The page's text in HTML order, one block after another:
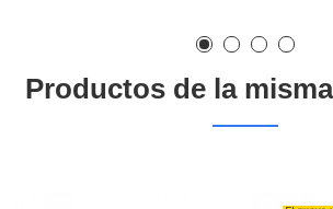
Productos de la